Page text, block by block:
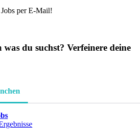
per E-Mail!
du suchst? Verfeinere deine